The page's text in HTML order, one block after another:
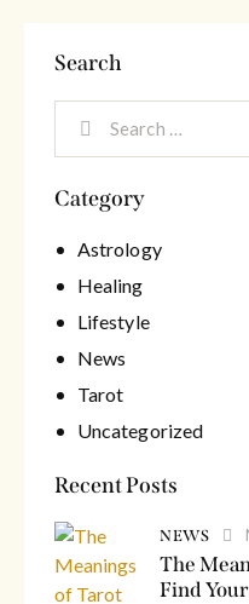
Search
Category
Astrology
Healing
Lifestyle
News
Tarot
Uncategorized
Recent Posts
NEWS
The
Find